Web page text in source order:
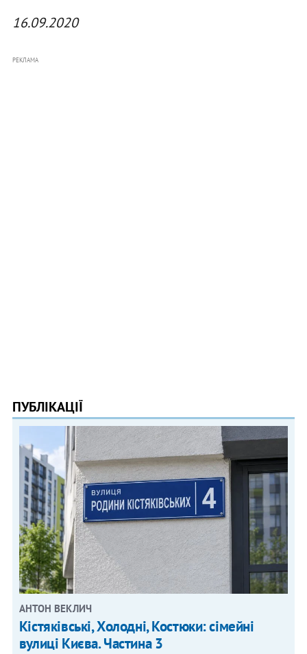
16.09.2020
РЕКЛАМА
ПУБЛІКАЦІЇ
АНТОН ВЕКЛИЧ
Кістяківські, Холодні, Костюки: сімейні
вулиці Києва. Частина 3